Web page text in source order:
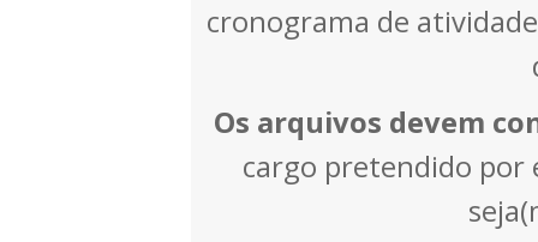
cronograma de
Os arquivos devem
cargo pretendido por